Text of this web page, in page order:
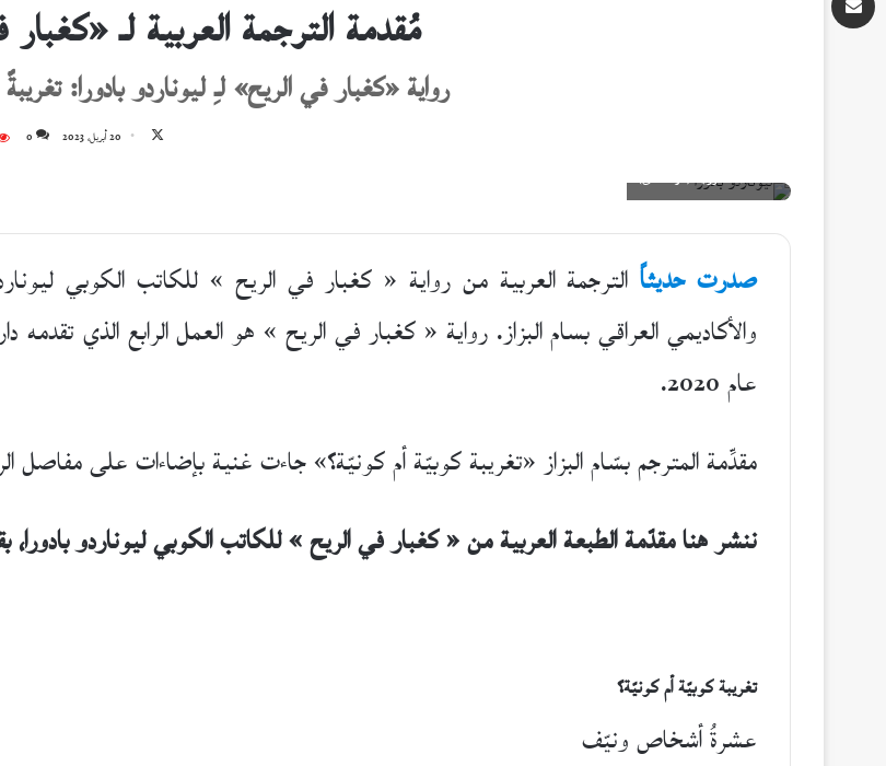
مُقدمة الترجمة العربية لـ
رواية «كغبار في الريح» لـِ ليوناردو بادورا:
20 أبريل، 2023 0
غلاف الرواية (دار المدى)
صدرت حديثاًالترجمة العربية من رواية « كغبار في الريح » للكاتب الكوبي
والأكاديمي العراقي بسام البزاز. رواية « كغبار في الريح » هو العمل الرابع الذي
عام 2020.
مقدِّمة المترجم بسّام البزاز «تغريبة كوبيّة أم كونيّة؟» جاءت غنية بإضاءات على مفاصل
ننشر هنا مقدّمة الطبعة العربية من « كغبار في الريح » للكاتب الكوبي ليوناردو بادورا،
تغريبة كوبيّة أم كونيّة؟
عشرةُ أشخاص ونيّف